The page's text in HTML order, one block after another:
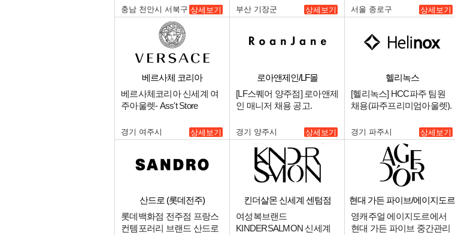
구인.
충남 천안시 서북구 상세보기 부산 기장군 상세보기 서울 종로구 상세보기
베르사체 코리아
베르사체코리아 신세계 여
주아울렛- Ass't Store
경기 여주시 상세보기
로아앤제인/LF몰
[LF스퀘어 양주점] 로아앤제
인 매니저 채용 공고.
경기 양주시 상세보기
헬리녹스
[헬리녹스] HCC파주 팀원
채용(파주프리미엄아울렛).
경기 파주시 상세보기
산드로 (롯데전주)
롯데백화점 전주점 프랑스
컨템포러리 브랜드 산드로
킨더살몬 신세계 센텀점
여성복브랜드
KINDERSALMON 신세계
현대 가든 파이브/에이지도르
영캐주얼 에이지도르에서
현대 가든 파이브 중간관리